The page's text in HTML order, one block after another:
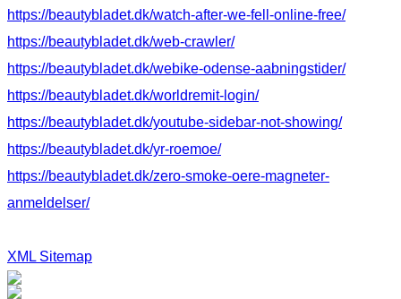
https://beautybladet.dk/watch-after-we-fell-online-free/
https://beautybladet.dk/web-crawler/
https://beautybladet.dk/webike-odense-aabningstider/
https://beautybladet.dk/worldremit-login/
https://beautybladet.dk/youtube-sidebar-not-showing/
https://beautybladet.dk/yr-roemoe/
https://beautybladet.dk/zero-smoke-oere-magneter-
anmeldelser/
XML Sitemap